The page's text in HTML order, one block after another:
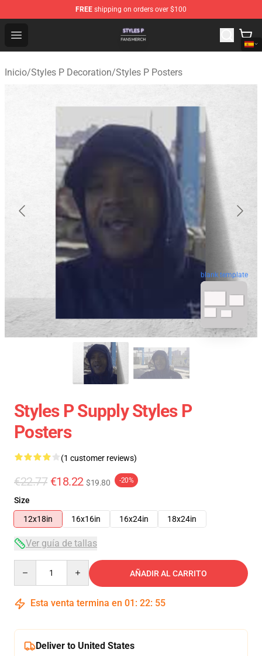
FREE shipping on orders over $100
Open menu
Styles P Shop - Official Styles P Merchandise Store
Inicio/Styles P Decoration/Styles P Posters
blank template
Styles P Supply Styles P
Posters
(1 customer reviews)
€22.77 €18.22 $19.80 -20%
Size
12x18in
16x16in 16x24in 18x24in
Ver guía de tallas
AÑADIR AL CARRITO
Esta venta termina en 01 : 22: 54
Deliver to United States